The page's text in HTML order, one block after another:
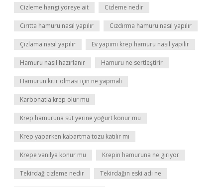
Cizleme hangi yöreye ait Cizleme nedir
Cırıtta hamuru nasıl yapılır Cızdırma hamuru nasıl yapılır
Çızlama nasıl yapılır Ev yapımı krep hamuru nasıl yapılır
Hamuru nasıl hazırlanır Hamuru ne sertleştirir
Hamurun kıtır olması için ne yapmalı
Karbonatla krep olur mu
Krep hamuruna süt yerine yoğurt konur mu
Krep yaparken kabartma tozu katılır mı
Krepe vanilya konur mu Krepin hamuruna ne giriyor
Tekirdağ cizleme nedir Tekirdağın eski adı ne